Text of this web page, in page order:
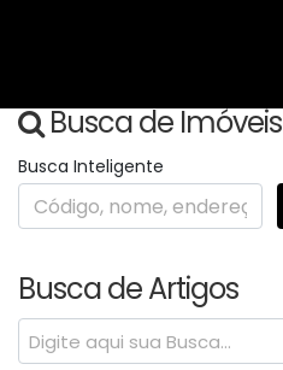
Busca de Imóveis
Busca Inteligente
Busca de Artigos